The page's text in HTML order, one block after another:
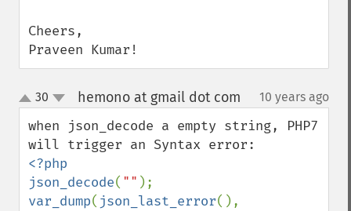
Cheers,
Praveen Kumar!
up
down
30 hemono at gmail dot com 10 years ago
when json_decode a empty string, PHP7
<?php
json_decode( ""
var_dump( json_last_error